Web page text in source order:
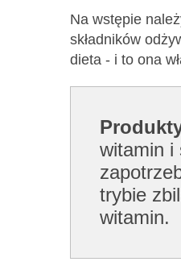
Na wstępie
składników
dieta - i to ona
witamin i
trybie
witamin.